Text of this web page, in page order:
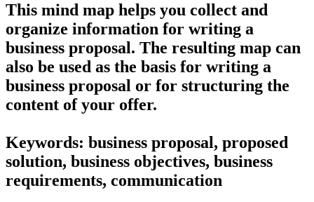
This mind map helps you collect and
organize information for writing a
business proposal. The resulting map can
also be used as the basis for writing a
business proposal or for structuring the
content of your offer.
Keywords: business proposal, proposed
solution, business objectives, business
requirements, communication